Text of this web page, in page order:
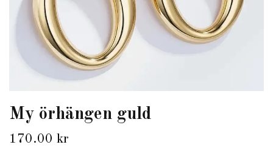
My örhängen guld
170.00 kr